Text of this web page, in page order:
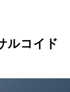
ルコイド